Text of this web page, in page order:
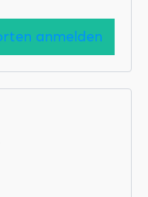
anmelden